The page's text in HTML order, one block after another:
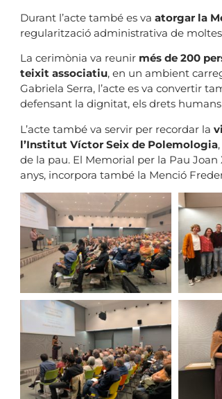
Durant l’acte també es va atorgar la
regularització administrativa de
La cerimònia va reunir més de 200
teixit associatiu, en un ambient
Gabriela Serra, l’acte es va convertir
defensant la dignitat, els drets
L’acte també va servir per recordar la
l’Institut Víctor Seix de Polemologia
de la pau. El Memorial per la Pau
anys, incorpora també la Menció